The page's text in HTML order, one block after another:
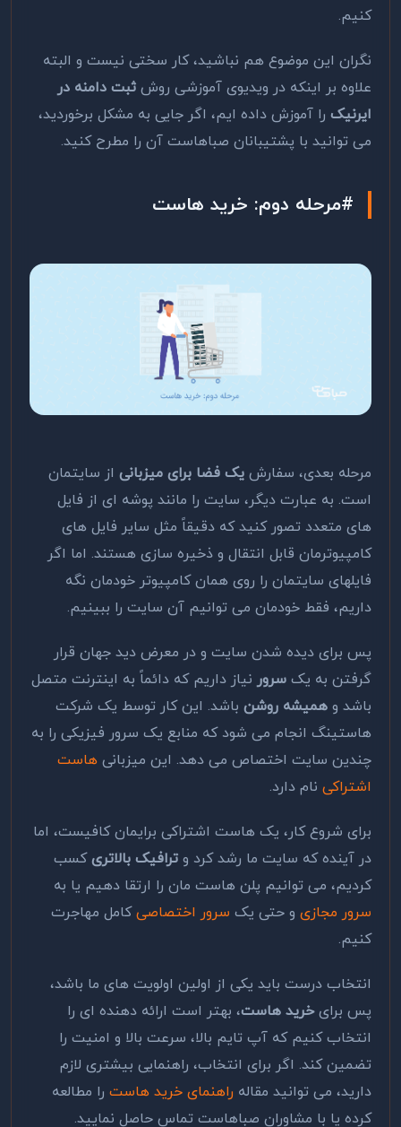
کنیم.
نگران این موضوع هم نباشید، کار سختی نیست و البته
علاوه بر اینکه در ویدیوی آموزشی روش ثبت دامنه در
ایرنیک را آموزش داده ایم، اگر جایی به مشکل برخوردید،
می توانید با پشتیبانان صباهاست آن را مطرح کنید.
#مرحله دوم: خرید هاست
مرحله بعدی، سفارش یک فضا برای میزبانی از سایتمان
است. به عبارت دیگر، سایت را مانند پوشه ای از فایل
های متعدد تصور کنید که دقیقاً مثل سایر فایل های
کامپیوترمان قابل انتقال و ذخیره سازی هستند. اما اگر
فایلهای سایتمان را روی همان کامپیوتر خودمان نگه
داریم، فقط خودمان می توانیم آن سایت را ببینیم.
پس برای دیده شدن سایت و در معرض دید جهان قرار
گرفتن به یک سرور نیاز داریم که دائماً به اینترنت متصل
باشد و همیشه روشن باشد. این کار توسط یک شرکت
هاستینگ انجام می شود که منابع یک سرور فیزیکی را به
چندین سایت اختصاص می دهد. این میزبانی هاست
اشتراکی نام دارد.
برای شروع کار، یک هاست اشتراکی برایمان کافیست، اما
در آینده که سایت ما رشد کرد و ترافیک بالاتریکسب
کردیم، می توانیم پلن هاست مان را ارتقا دهیم یا به
سرور مجازی و حتی یک سرور اختصاصیکامل مهاجرت
کنیم.
انتخاب درست باید یکی از اولین اولویت های ما باشد،
پس برایخرید هاست، بهتر است ارائه دهنده ای را
انتخاب کنیم که آپ تایم بالا، سرعت بالا و امنیت را
تضمین کند. اگر برای انتخاب، راهنمایی بیشتری لازم
دارید، می توانید مقاله راهنمای خرید هاست را مطالعه
کرده یا با مشاوران صباهاست تماس حاصل نمایید.